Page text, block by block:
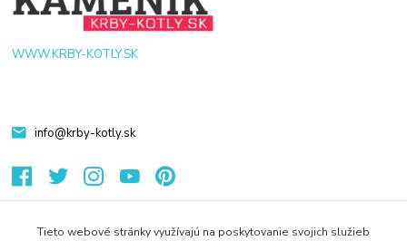
WWW.KRBY-KOTLY.SK
info@krby-kotly.sk
Tieto webové stránky využívajú na poskytovanie svojich služieb